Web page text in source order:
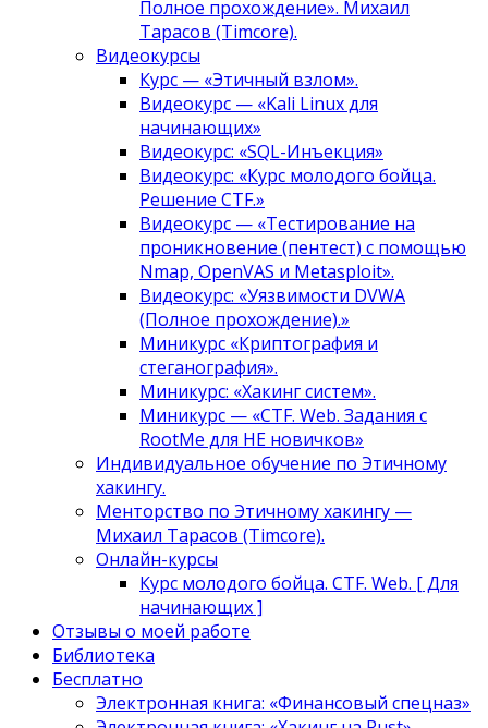
Полное прохождение». Михаил
Тарасов (Timcore).
Видеокурсы
Курс — «Этичный взлом».
Видеокурс — «Kali Linux для
начинающих»
Видеокурс: «SQL-Инъекция»
Видеокурс: «Курс молодого бойца.
Решение CTF.»
Видеокурс — «Тестирование на
проникновение (пентест) с помощью
Nmap, OpenVAS и Metasploit».
Видеокурс: «Уязвимости DVWA
(Полное прохождение).»
Миникурс «Криптография и
стеганография».
Миникурс: «Хакинг систем».
Миникурс — «CTF. Web. Задания с
RootMe для НЕ новичков»
Индивидуальное обучение по Этичному
хакингу.
Менторство по Этичному хакингу —
Михаил Тарасов (Timcore).
Онлайн-курсы
Курс молодого бойца. CTF. Web. [ Для
начинающих ]
Отзывы о моей работе
Библиотека
Бесплатно
Электронная книга: «Финансовый спецназ»